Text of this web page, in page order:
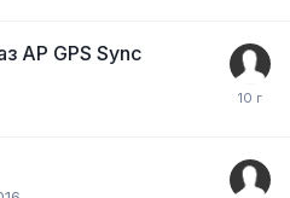
AP GPS Sync